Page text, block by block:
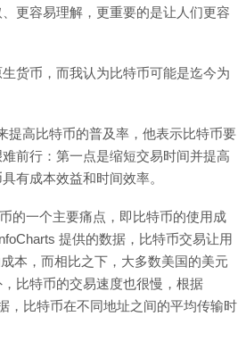
更容易理解，更重要的是让人们更容
货币，而我认为比特币可能是迄今为
提高比特币的普及率，他表示比特币要
前行：第一点是缩短交易时间并提高
有成本效益和时间效率。
的一个主要痛点，即比特币的使用成
提供的数据，比特币交易让用
本，而相比之下，大多数美国的美元
比特币的交易速度也很慢，根据
，比特币在不同地址之间的平均传输时